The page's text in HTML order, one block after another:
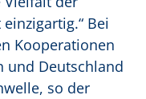
Bei
Kooperationen
und Deutschland
so der